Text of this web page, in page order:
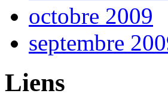
octobre 2009
septembre
Liens